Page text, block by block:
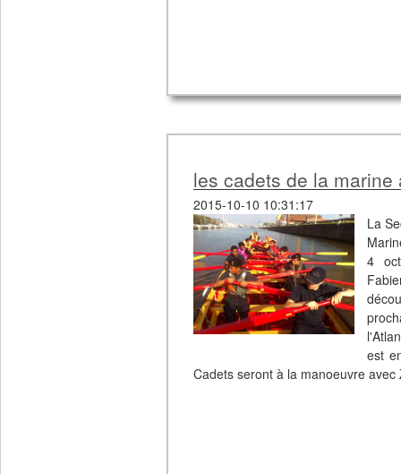
les cadets de la
2015-10-10 10:31:17
La
4
est
Cadets seront à la manoeuvre avec